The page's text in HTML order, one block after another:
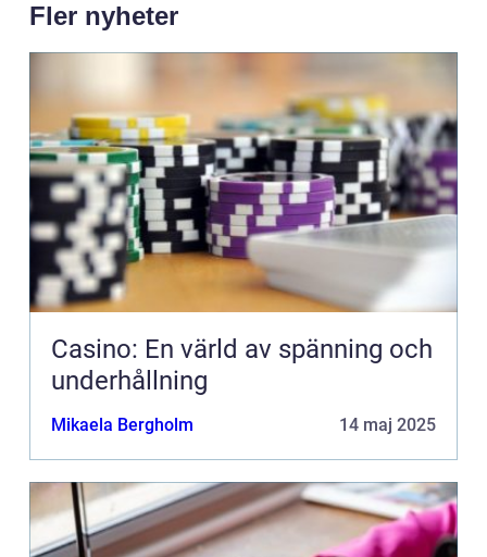
Fler nyheter
Casino: En värld av spänning och
underhållning
Mikaela Bergholm 14 maj 2025